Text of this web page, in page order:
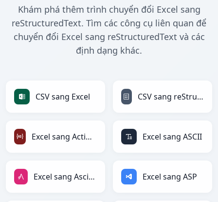
Khám phá thêm trình chuyển đổi Excel sang
reStructuredText. Tìm các công cụ liên quan để
chuyển đổi Excel sang reStructuredText và các
định dạng khác.
CSV sang Excel CSV sang reStructuredText
Excel sang ActionScript Excel sang ASCII
Excel sang AsciiDoc Excel sang ASP